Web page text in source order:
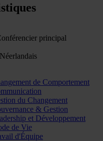
principal
de Comportement
du Changement
& Gestion
et Développement
de Vie
d'Équipe